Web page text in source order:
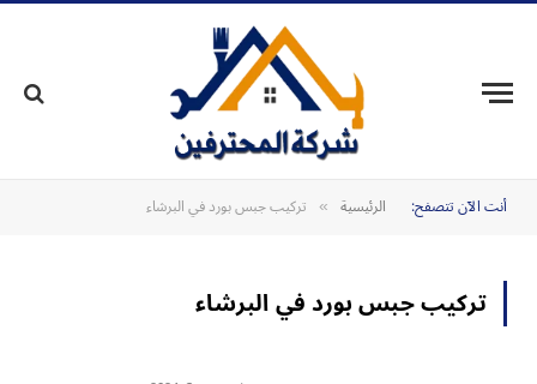
أنت الآن تتصفح: الرئيسية » تركيب جبس بورد في البرشاء
تركيب جبس بورد في البرشاء